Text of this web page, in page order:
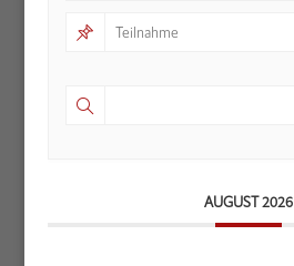
AUGUST 2026